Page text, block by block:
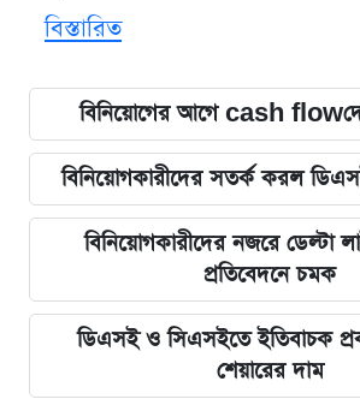
বিস্তারিত
বিনিয়োগের আগে cash
বিনিয়োগকারীদের সতর্ক করল
বিনিয়োগকারীদের নজরে ডেল্টা
প্রতিবেদনে চমক
ডিএসই ও সিএসইতে ইতিবাচক
শেয়ারের দাম